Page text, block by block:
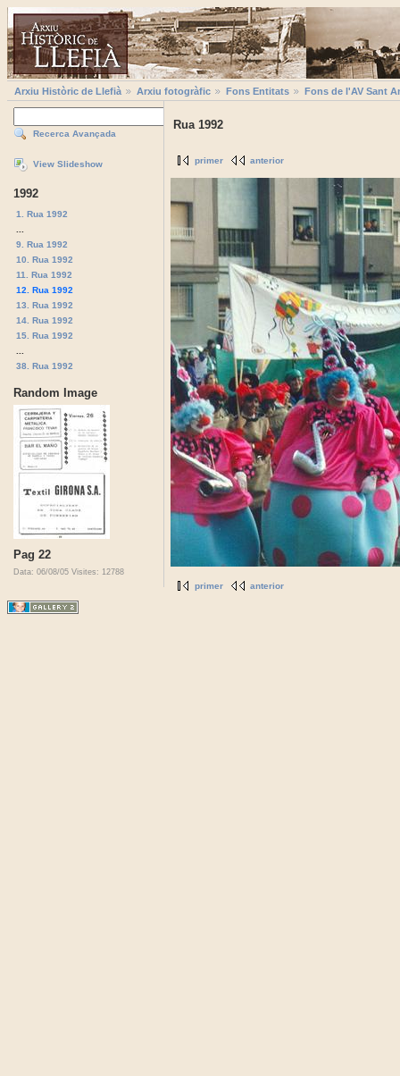
Arxiu Històric de Llefià Arxiu fotogràfic Fons Entitats Fons de l'AV Sant
Recerca Avançada
View Slideshow
1992
1. Rua 1992
9. Rua 1992
10. Rua 1992
11. Rua 1992
12. Rua 1992
13. Rua 1992
14. Rua 1992
15. Rua 1992
38. Rua 1992
Random Image
Pag 22
Data: 06/08/05 Visites: 12788
Rua 1992
primer anterior
primer anterior